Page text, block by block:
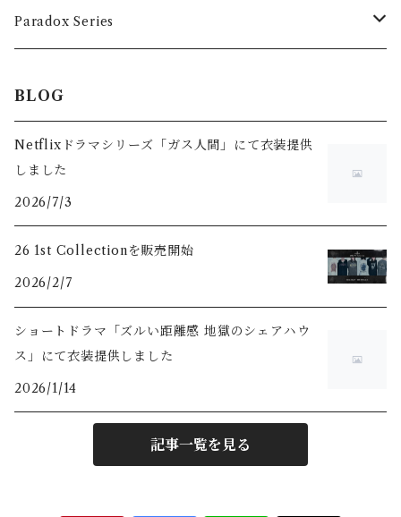
Long sleeve
T-shirts
Hoodie
Sweat
Accessory
Tops
Long Sleeve
Paradox Series
Long Sleeve
BLOG
Netflixドラマシリーズ「ガス人間」にて衣装提供
しました
2026/7/3
26 1st Collectionを販売開始
2026/2/7
ショートドラマ「ズルい距離感 地獄のシェアハウ
ス」にて衣装提供しました
2026/1/14
記事一覧を見る